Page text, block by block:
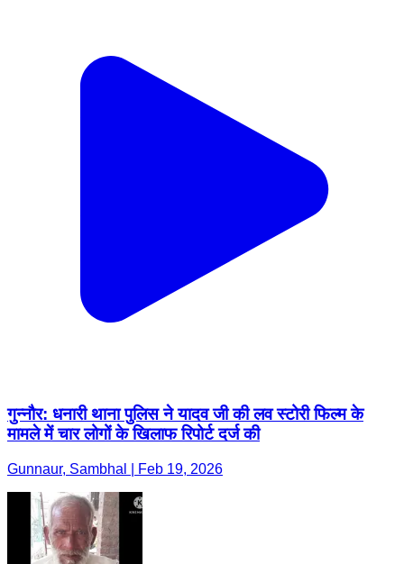
गुन्नौर: धनारी थाना पुलिस ने यादव जी की लव स्टोरी फिल्म के
मामले में चार लोगों के खिलाफ रिपोर्ट दर्ज की
Gunnaur, Sambhal | Feb 19, 2026